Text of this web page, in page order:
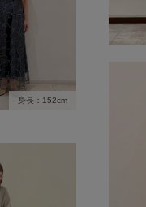
身長：152cm